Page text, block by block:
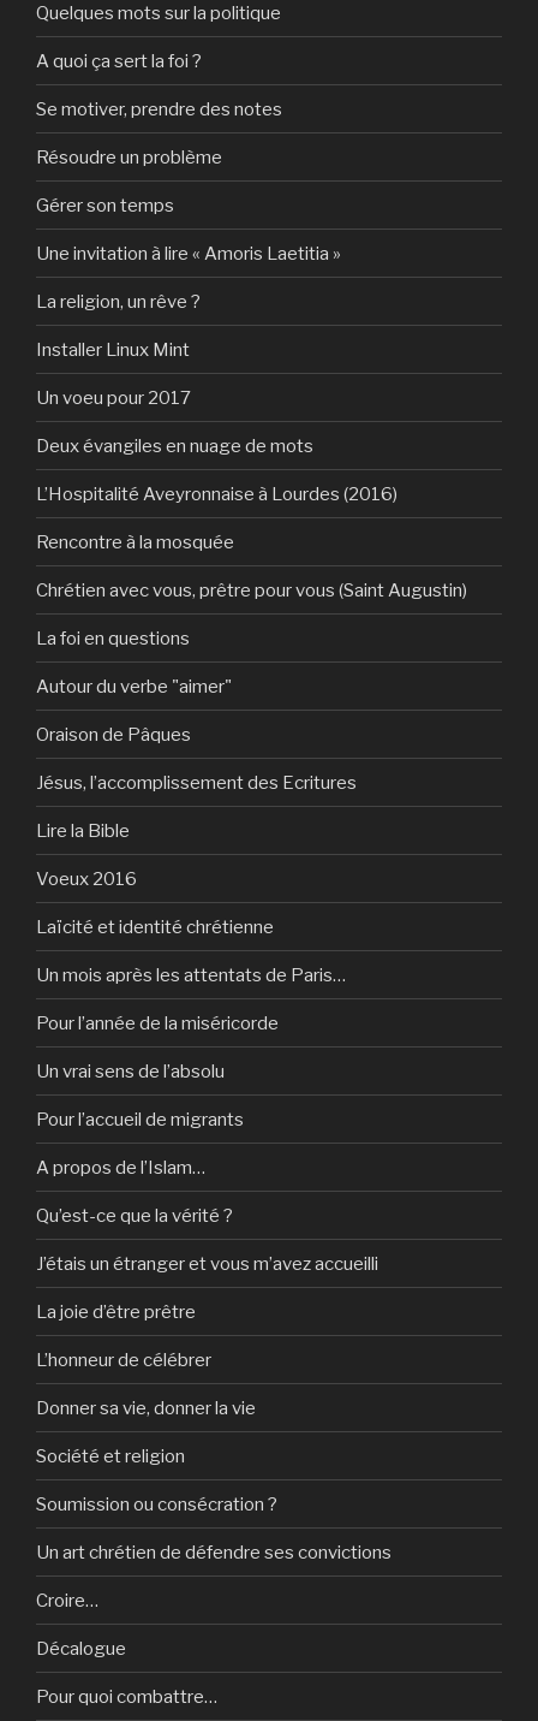
Quelques mots sur la politique
A quoi ça sert la foi ?
Se motiver, prendre des notes
Résoudre un problème
Gérer son temps
Une invitation à lire « Amoris Laetitia »
La religion, un rêve ?
Installer Linux Mint
Un voeu pour 2017
Deux évangiles en nuage de mots
L’Hospitalité Aveyronnaise à Lourdes (2016)
Rencontre à la mosquée
Chrétien avec vous, prêtre pour vous (Saint Augustin)
La foi en questions
Autour du verbe "aimer"
Oraison de Pâques
Jésus, l’accomplissement des Ecritures
Lire la Bible
Voeux 2016
Laïcité et identité chrétienne
Un mois après les attentats de Paris…
Pour l’année de la miséricorde
Un vrai sens de l’absolu
Pour l’accueil de migrants
A propos de l’Islam…
Qu’est-ce que la vérité ?
J’étais un étranger et vous m’avez accueilli
La joie d’être prêtre
L’honneur de célébrer
Donner sa vie, donner la vie
Société et religion
Soumission ou consécration ?
Un art chrétien de défendre ses convictions
Croire…
Décalogue
Pour quoi combattre…